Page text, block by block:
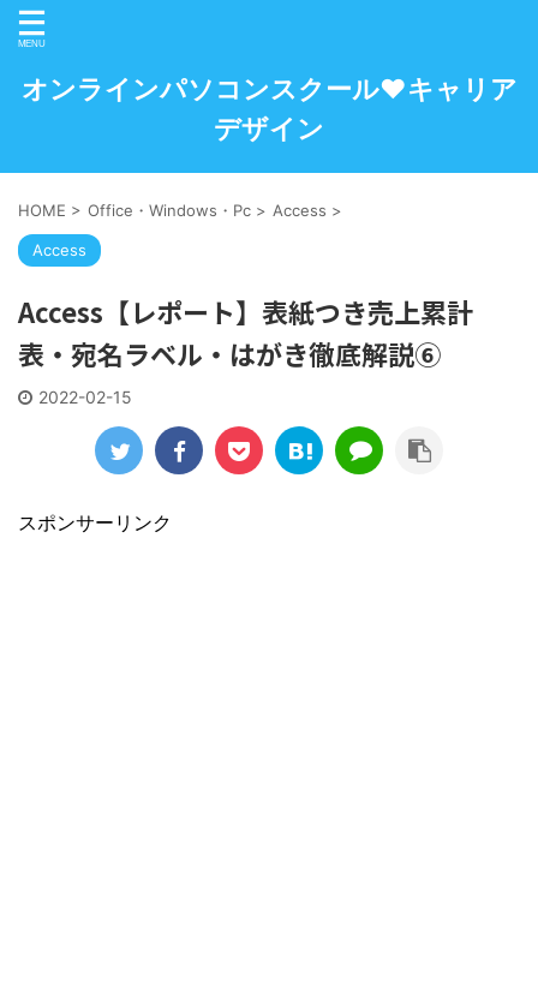
オンラインパソコンスクール♥キャリア
デザイン
HOME > Office・Windows・Pc > Access >
Access
Access【レポート】表紙つき売上累計
表・宛名ラベル・はがき徹底解説⑥
2022-02-15
スポンサーリンク